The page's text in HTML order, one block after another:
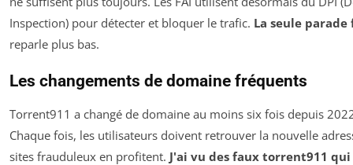
Inspection) pour détecter et bloquer le trafic. La seule parade
reparle plus bas.
Les changements de domaine fréquents
Torrent911 a changé de domaine au moins six fois depuis
Chaque fois, les utilisateurs doivent retrouver la nouvelle
sites frauduleux en profitent. J'ai vu des faux torrent911